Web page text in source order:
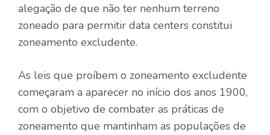
alegação de que não ter nenhum terreno
zoneado para permitir data centers constitui
zoneamento excludente.
As leis que proíbem o zoneamento excludente
começaram a aparecer no início dos anos 1900,
com o objetivo de combater as práticas de
zoneamento que mantinham as populações de